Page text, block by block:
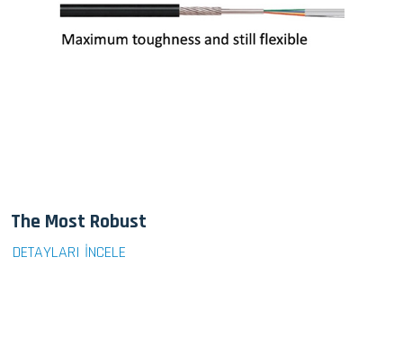
The Most Robust
DETAYLARI İNCELE